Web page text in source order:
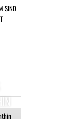
SIND